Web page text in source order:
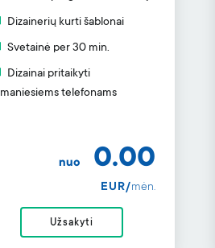
Dizainerių kurti šablonai
Svetainė per 30 min.
Dizainai pritaikyti
telefonams
nuo 0.00
EUR/mėn.
Užsakyti